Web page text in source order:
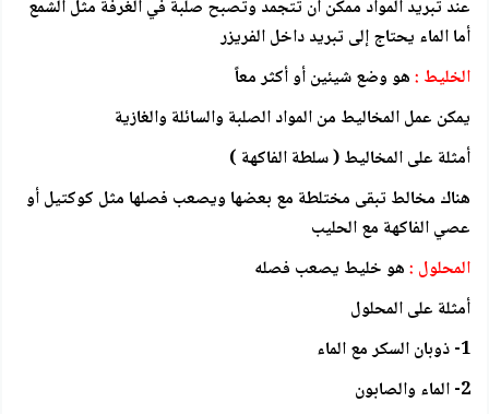
عند تبريد المواد ممكن أن تتجمد وتصبح صلبة في الغرفة مثل الشمع
أما الماء يحتاج إلى تبريد داخل الفريزر
الخليط :هو وضع شيئين أو أكثر معاً
يمكن عمل المخاليط من المواد الصلبة والسائلة والغازية
أمثلة على المخاليط ( سلطة الفاكهة )
هناك مخالط تبقى مختلطة مع بعضها ويصعب فصلها مثل كوكتيل أو
عصي الفاكهة مع الحليب
المحلول :هو خليط يصعب فصله
أمثلة على المحلول
1- ذوبان السكر مع الماء
2- الماء والصابون